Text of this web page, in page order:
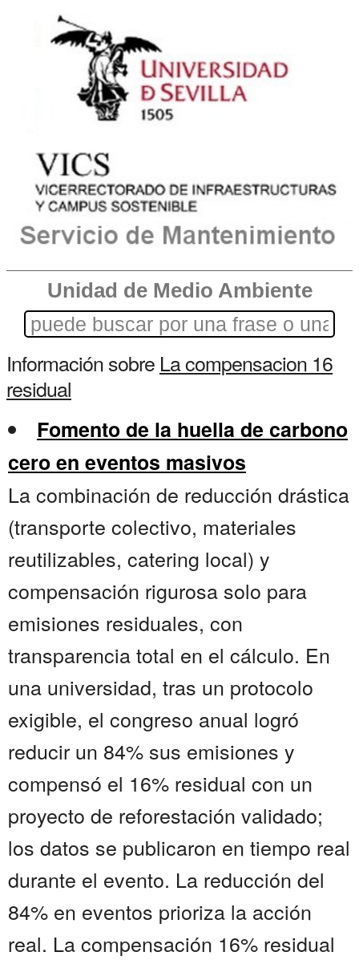
Unidad de Medio Ambiente
Información sobre La compensacion 16
residual
Fomento de la huella de carbono
cero en eventos masivos
La combinación de reducción drástica
(transporte colectivo, materiales
reutilizables, catering local) y
compensación rigurosa solo para
emisiones residuales, con
transparencia total en el cálculo. En
una universidad, tras un protocolo
exigible, el congreso anual logró
reducir un 84% sus emisiones y
compensó el 16% residual con un
proyecto de reforestación validado;
los datos se publicaron en tiempo real
durante el evento. La reducción del
84% en eventos prioriza la acción
real. La compensación 16% residual